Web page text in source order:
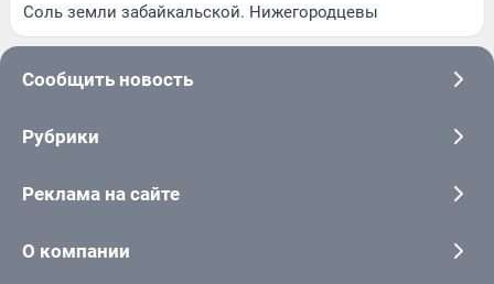
Соль земли забайкальской. Нижегородцевы
Сообщить новость
Рубрики
Реклама на сайте
О компании